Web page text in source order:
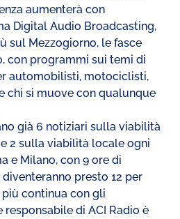
aumenterà con
Digital Audio Broadcasting,
sul Mezzogiorno, le fasce
con programmi sui temi di
automobilisti, motociclisti,
chi si muove con qualunque
già 6 notiziari sulla viabilità
2 sulla viabilità locale ogni
e Milano, con 9 ore di
presto 12 per
più continua con gli
di ACI Radio è